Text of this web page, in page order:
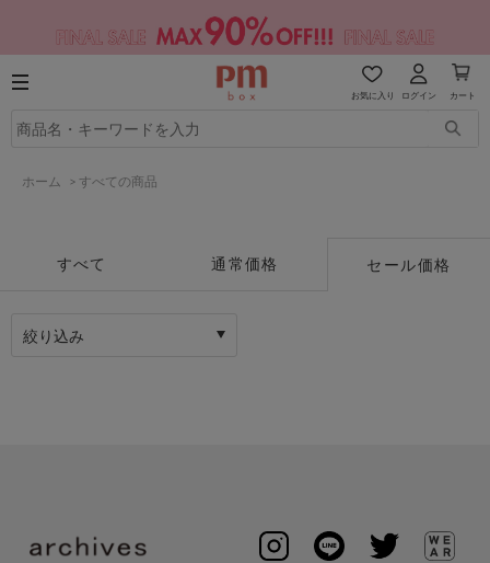
お気に入り ログイン カート
ホーム > すべての商品
すべて 通常価格 セール価格
絞り込み